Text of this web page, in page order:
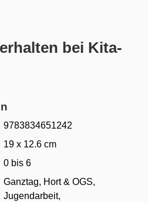
bei Kita-
9783834651242
19 x 12.6 cm
0 bis 6
Ganztag, Hort & OGS,
Jugendarbeit,